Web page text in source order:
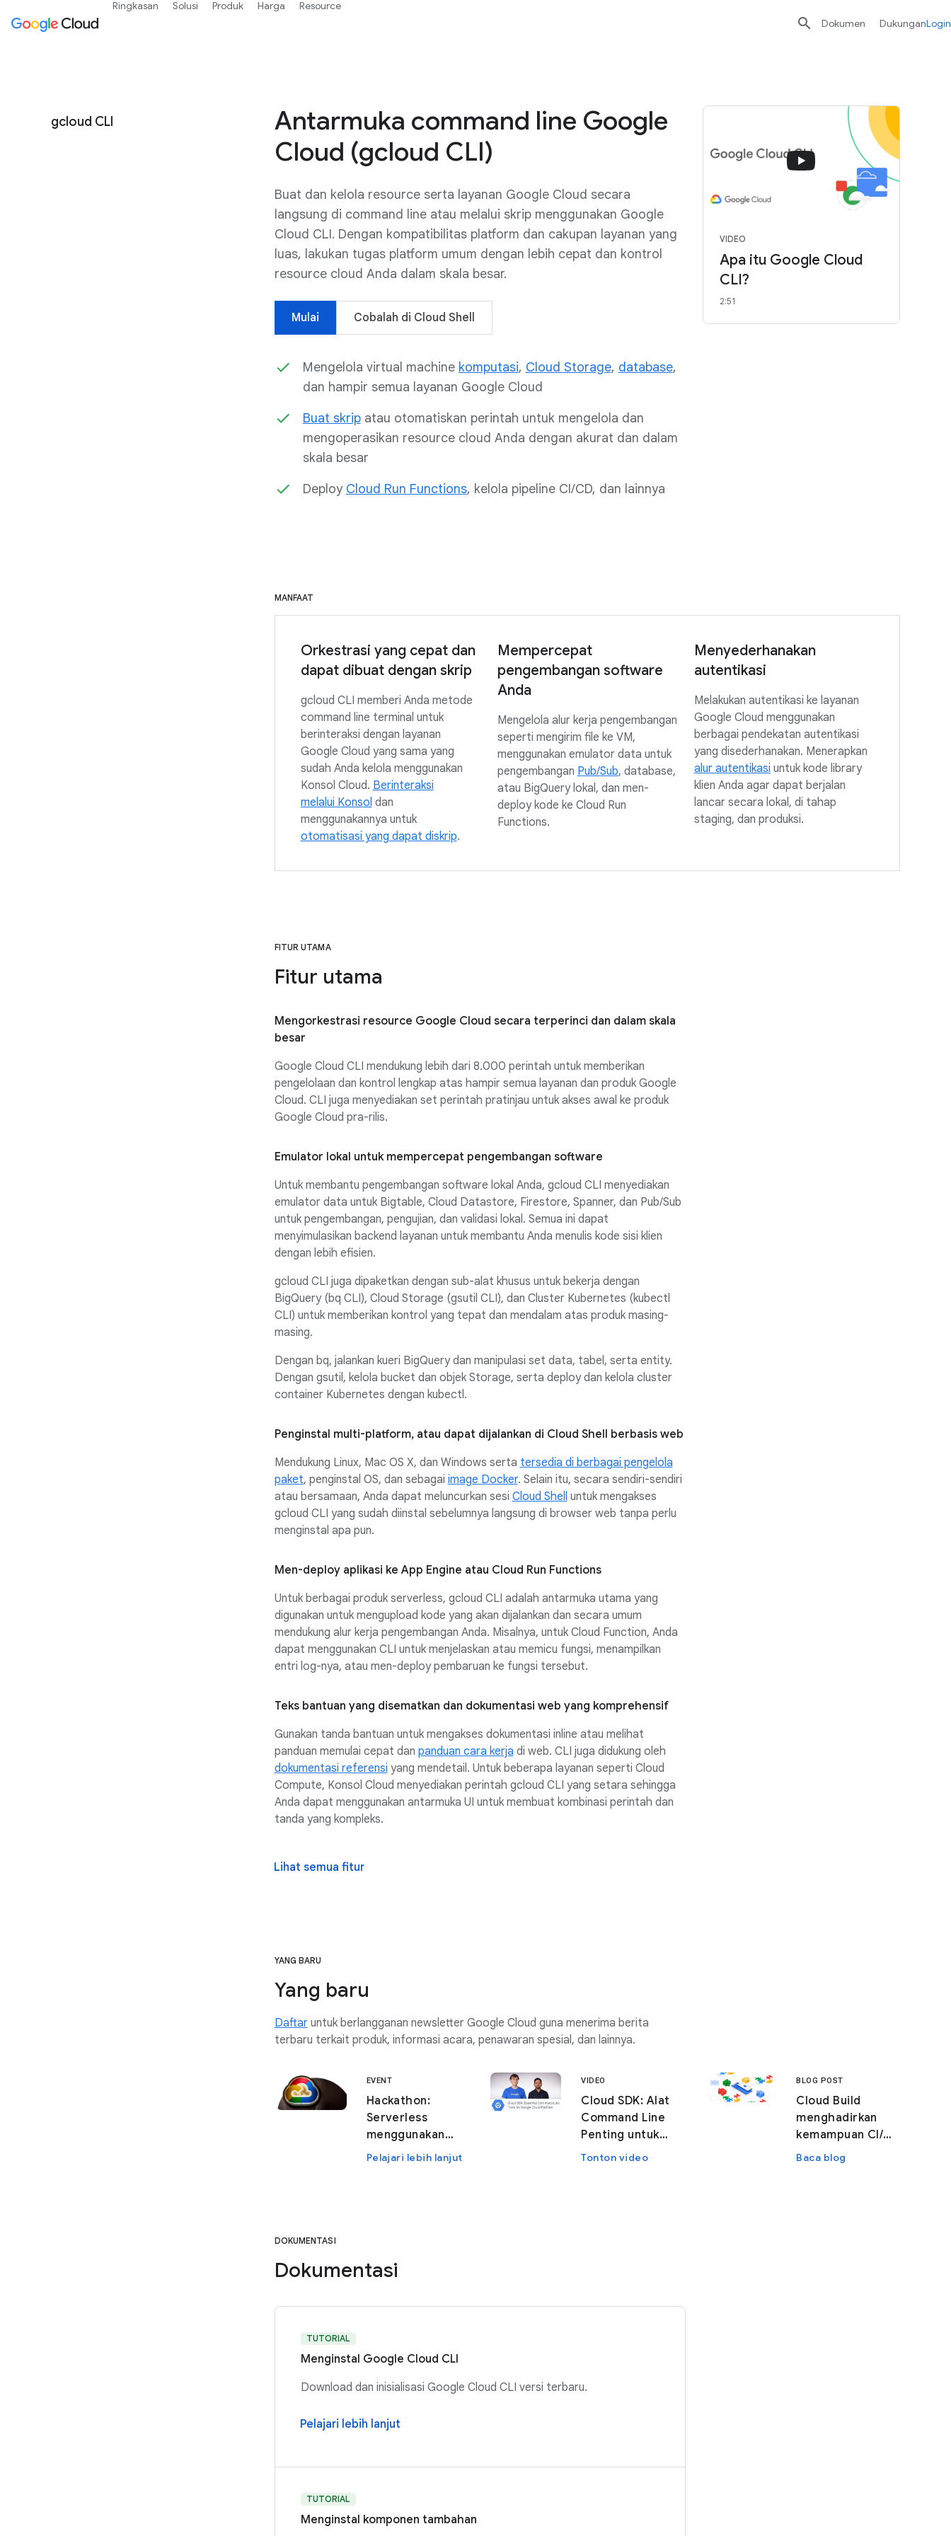
gcloud CLI
Antarmuka command line Google
Cloud (gcloud CLI)
Buat dan kelola resource serta layanan Google Cloud secara
langsung di command line atau melalui skrip menggunakan Google
Cloud CLI. Dengan kompatibilitas platform dan cakupan layanan yang
luas, lakukan tugas platform umum dengan lebih cepat dan kontrol
resource cloud Anda dalam skala besar.
Mulai Cobalah di Cloud Shell
Mengelola virtual machine komputasi, Cloud Storage, database,
dan hampir semua layanan Google Cloud
Buat skripatau otomatiskan perintah untuk mengelola dan
mengoperasikan resource cloud Anda dengan akurat dan dalam
skala besar
Deploy Cloud Run Functions, kelola pipeline CI/CD, dan lainnya
VIDEO
Apa itu Google Cloud
CLI?
2:51
MANFAAT
Orkestrasi yang cepat dan
dapat dibuat dengan skrip
gcloud CLI memberi Anda metode
command line terminal untuk
berinteraksi dengan layanan
Google Cloud yang sama yang
sudah Anda kelola menggunakan
Konsol Cloud. Berinteraksi
melalui Konsol dan
menggunakannya untuk
otomatisasi yang dapat diskrip.
Mempercepat
pengembangan software
Anda
Mengelola alur kerja pengembangan
seperti mengirim file ke VM,
menggunakan emulator data untuk
pengembangan Pub/Sub, database,
atau BigQuery lokal, dan men-
deploy kode ke Cloud Run
Functions.
Menyederhanakan
autentikasi
Melakukan autentikasi ke layanan
Google Cloud menggunakan
berbagai pendekatan autentikasi
yang disederhanakan. Menerapkan
alur autentikasi untuk kode library
klien Anda agar dapat berjalan
lancar secara lokal, di tahap
staging, dan produksi.
FITUR UTAMA
Fitur utama
Mengorkestrasi resource Google Cloud secara terperinci dan dalam skala
besar
Google Cloud CLI mendukung lebih dari 8.000 perintah untuk memberikan
pengelolaan dan kontrol lengkap atas hampir semua layanan dan produk Google
Cloud. CLI juga menyediakan set perintah pratinjau untuk akses awal ke produk
Google Cloud pra-rilis.
Emulator lokal untuk mempercepat pengembangan software
Untuk membantu pengembangan software lokal Anda, gcloud CLI menyediakan
emulator data untuk Bigtable, Cloud Datastore, Firestore, Spanner, dan Pub/Sub
untuk pengembangan, pengujian, dan validasi lokal. Semua ini dapat
menyimulasikan backend layanan untuk membantu Anda menulis kode sisi klien
dengan lebih efisien.
gcloud CLI juga dipaketkan dengan sub-alat khusus untuk bekerja dengan
BigQuery (bq CLI), Cloud Storage (gsutil CLI), dan Cluster Kubernetes (kubectl
CLI) untuk memberikan kontrol yang tepat dan mendalam atas produk masing-
masing.
Dengan bq, jalankan kueri BigQuery dan manipulasi set data, tabel, serta entity.
Dengan gsutil, kelola bucket dan objek Storage, serta deploy dan kelola cluster
container Kubernetes dengan kubectl.
Penginstal multi-platform, atau dapat dijalankan di Cloud Shell berbasis web
Mendukung Linux, Mac OS X, dan Windows serta tersedia di berbagai pengelola
paket, penginstal OS, dan sebagai image Docker. Selain itu, secara sendiri-sendiri
atau bersamaan, Anda dapat meluncurkan sesi Cloud Shell untuk mengakses
gcloud CLI yang sudah diinstal sebelumnya langsung di browser web tanpa perlu
menginstal apa pun.
Men-deploy aplikasi ke App Engine atau Cloud Run Functions
Untuk berbagai produk serverless, gcloud CLI adalah antarmuka utama yang
digunakan untuk mengupload kode yang akan dijalankan dan secara umum
mendukung alur kerja pengembangan Anda. Misalnya, untuk Cloud Function, Anda
dapat menggunakan CLI untuk menjelaskan atau memicu fungsi, menampilkan
entri log-nya, atau men-deploy pembaruan ke fungsi tersebut.
Teks bantuan yang disematkan dan dokumentasi web yang komprehensif
Gunakan tanda bantuan untuk mengakses dokumentasi inline atau melihat
panduan memulai cepat dan panduan cara kerja di web. CLI juga didukung oleh
dokumentasi referensi yang mendetail. Untuk beberapa layanan seperti Cloud
Compute, Konsol Cloud menyediakan perintah gcloud CLI yang setara sehingga
Anda dapat menggunakan antarmuka UI untuk membuat kombinasi perintah dan
tanda yang kompleks.
Lihat semua fitur
YANG BARU
Yang baru
Daftaruntuk berlangganan newsletter Google Cloud guna menerima berita
terbaru terkait produk, informasi acara, penawaran spesial, dan lainnya.
EVENT
Hackathon:
Serverless
menggunakan
Cloud Run
Pelajari lebih lanjut
VIDEO
Cloud SDK: Alat
Command Line
Penting untuk
Google Cloud
Tonton video
BLOG POST
Cloud Build
menghadirkan
kemampuan CI/CD
canggih ke
Baca blog
DOKUMENTASI
Dokumentasi
TUTORIAL
Menginstal Google Cloud CLI
Download dan inisialisasi Google Cloud CLI versi terbaru.
Pelajari lebih lanjut
TUTORIAL
Menginstal komponen tambahan
Ringkasan Solusi Produk Harga Resource
 Dokumen DukunganLogin